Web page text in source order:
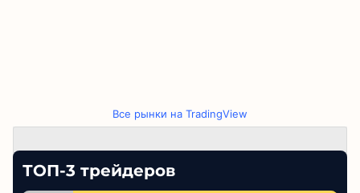
Все рынки на TradingView
ТОП-3 трейдеров